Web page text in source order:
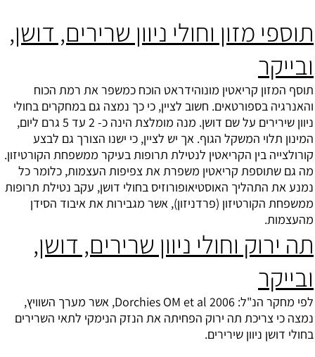
תוספי מזון וחולי ניוון שרירים, דושן,
ובייקר
תוסף המזון קריאטין מונוהידראט הוכח כמשפר את רמת הכוח
והאנרגיה בספורטאים. חשוב לציין, כי כך נמצה גם במחקרים בחולי
ניוון שירירים על שם דושן. מנה מומלצת הינה כ- 2 עד 5 גרם ליום,
המינון תלוי המשקל הגוף. אך יש לציין, כי ישנו הצורך גם לבצע
קורולצייה בין הקריאטין לנטילת תרופות בעיקר ממשפחת הקורטיזון.
מה גם שתוספת קריאטין משפרת את צפיפות העצמות, כלומר כל
נמנע את התהליך האוסטיאופורוזיס בחולי דושן, עקב נטילת תרופות
ממשפחת הקורטיזון (פרדניזון), אשר מגבירות את איבוד הסידן
מהעצמות.
תה ירוק וחולי ניוון שרירים, דושן,
ובייקר
לפי מחקר הנ"ל: Dorchies OM et al 2006, אשר מערך השוויץ,
נמצה כי צריכת תה ירוק הפחיתה את הנזק הנימקי לתאי השרירים
בחולי דושן ניוון שירירים.